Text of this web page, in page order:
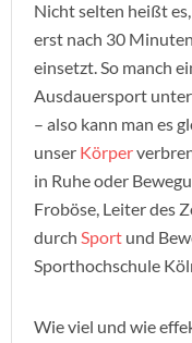
Nicht selten heißt
erst nach 30
einsetzt. So manch
Ausdauersport
– also kann man es
unser Körper
in Ruhe oder
Froböse, Leiter des
durch Sport und
Sporthochschule
Wie viel und wie